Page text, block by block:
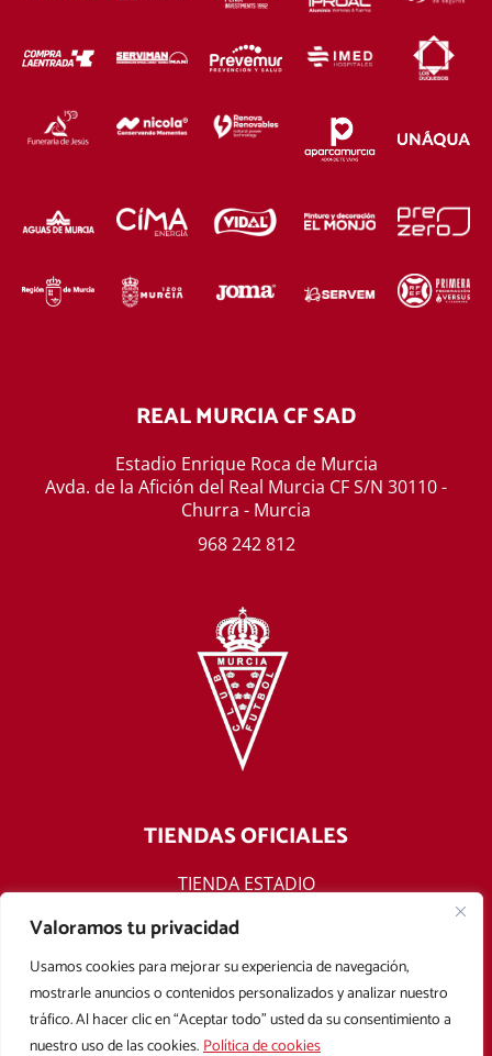
Valoramos tu privacidad
Usamos cookies para mejorar su experiencia de navegación,
mostrarle anuncios o contenidos personalizados y analizar nuestro
tráfico. Al hacer clic en “Aceptar todo” usted da su consentimiento a
nuestro uso de las cookies.Política de cookies
REAL MURCIA CF SAD
Estadio Enrique Roca de Murcia
Avda. de la Afición del Real Murcia CF S/N 30110 -
Churra - Murcia
968 242 812
TIENDAS OFICIALES
TIENDA ESTADIO
TIENDA ONLINE
F
a
c
e
T
w
i
t
Y
o
u
t
I
n
s
t